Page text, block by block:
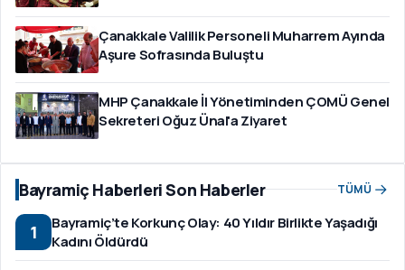
Çanakkale Valilik Personeli Muharrem Ayında
Aşure Sofrasında Buluştu
MHP Çanakkale İl Yönetiminden ÇOMÜ Genel
Sekreteri Oğuz Ünal'a Ziyaret
Bayramiç Haberleri Son Haberler TÜMÜ
1
Bayramiç’te Korkunç Olay: 40 Yıldır Birlikte Yaşadığı
Kadını Öldürdü